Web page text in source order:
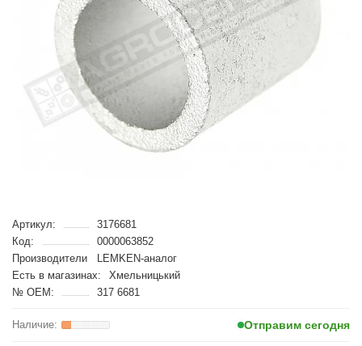
Артикул:
3176681
Код:
0000063852
Производители
LEMKEN-аналог
Есть в магазинах:
Хмельницький
№ OEM:
317 6681
Отправим сегодня